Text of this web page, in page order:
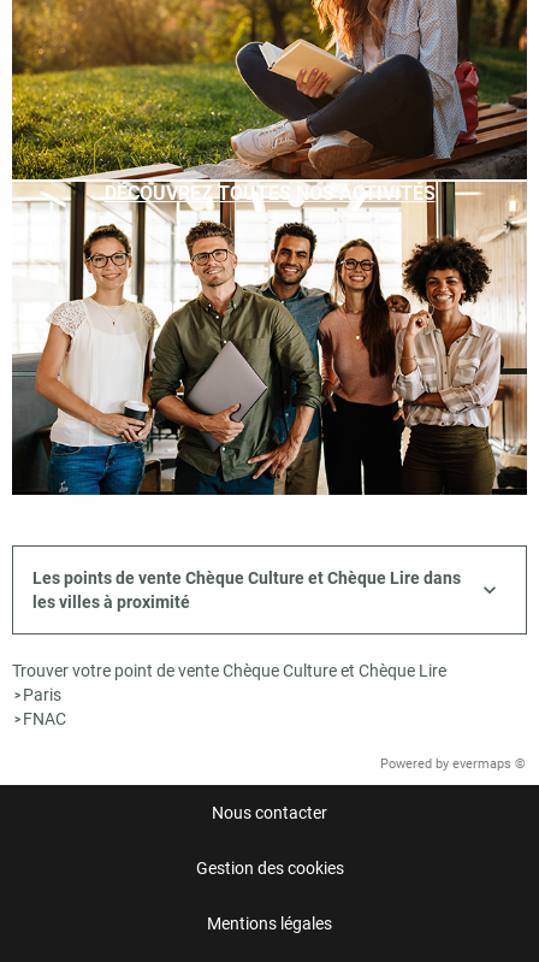
DÉCOUVREZ TOUTES NOS ACTIVITÉS
Les points de vente Chèque Culture et Chèque Lire dans
les villes à proximité
Trouver votre point de vente Chèque Culture et Chèque Lire
> Paris
> FNAC
Powered by evermaps ©
Nous contacter
Gestion des cookies
Mentions légales